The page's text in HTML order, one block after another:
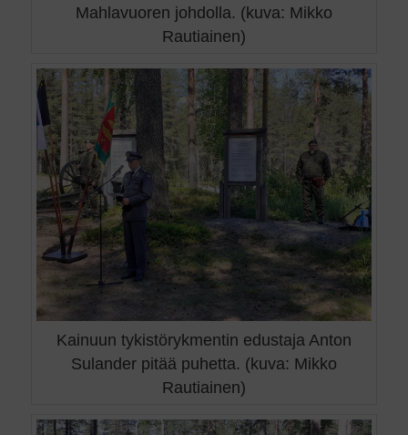
Mahlavuoren johdolla. (kuva: Mikko
Rautiainen)
Kainuun tykistörykmentin edustaja Anton
Sulander pitää puhetta. (kuva: Mikko
Rautiainen)